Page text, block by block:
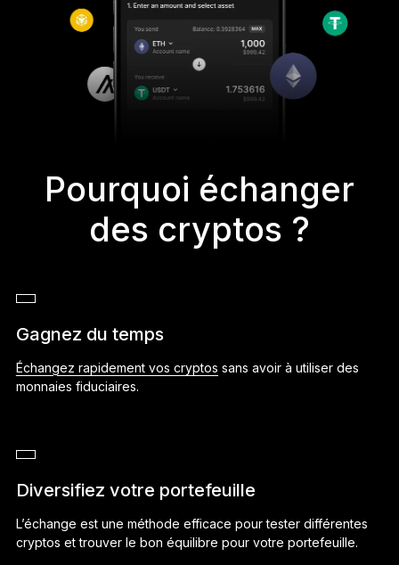
Pourquoi échanger
des cryptos ?
Gagnez du temps
Échangez rapidement vos cryptos sans avoir à utiliser des
monnaies fiduciaires.
Diversifiez votre portefeuille
L’échange est une méthode efficace pour tester différentes
cryptos et trouver le bon équilibre pour votre portefeuille.